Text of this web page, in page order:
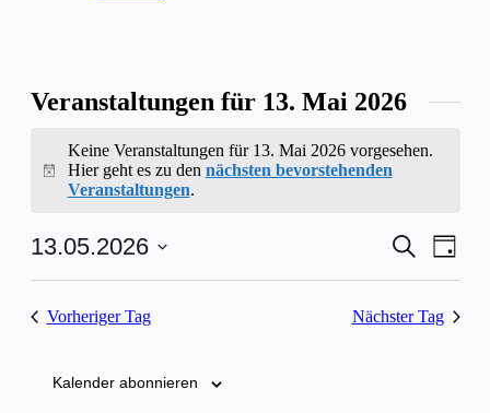
Veranstaltungen für 13. Mai 2026
Hinweis
Keine Veranstaltungen für 13. Mai 2026 vorgesehen.
Hier geht es zu den nächsten bevorstehenden
Veranstaltungen.
Suche
Suche
Tag
13.05.2026
Vorheriger Tag
Nächster Tag
Kalender abonnieren